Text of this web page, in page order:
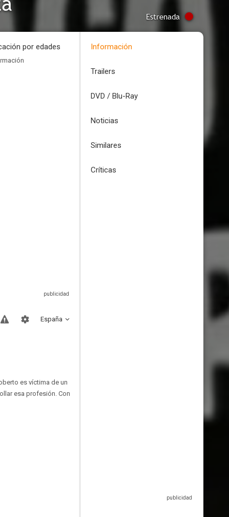
Estrenada
por edades
España
es víctima de un
esa profesión. Con
Información
Trailers
DVD / Blu-Ray
Noticias
Similares
Críticas